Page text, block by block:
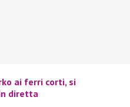
ai ferri corti, si
diretta